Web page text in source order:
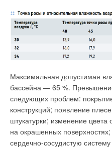
Максимальная допустимая
бассейна — 65 %.
следующих проблем:
конструкций; появление
штукатурки; изменение цвета
на окрашенных
сердечно-сосудистую
Развитие получают также
делают акцент не только на
благополучии человека,
стандарт с говорящим
система — обязательный
качества воздуха в
работоспособность людей. В
из важных факторов при
поддержание высокого
Совершенствование
строительных материалов,
увеличение потребности в